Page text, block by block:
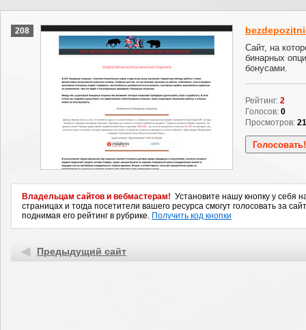
208
Сайт, на
бинарных
бонусами.
Рейтинг: 2
Голосов: 0
Просмотров:
Владельцам сайтов и вебмастерам! Установите нашу кнопку у себя
страницах и тогда посетители вашего ресурса смогут голосовать за
поднимая его рейтинг в рубрике. Получить код кнопки
Предыдущий сайт